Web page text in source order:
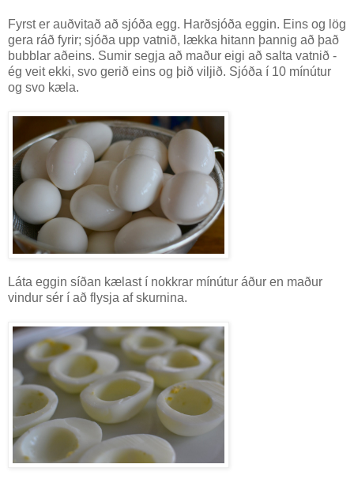
Fyrst er auðvitað að sjóða egg. Harðsjóða eggin. Eins og lög
gera ráð fyrir; sjóða upp vatnið, lækka hitann þannig að það
bubblar aðeins. Sumir segja að maður eigi að salta vatnið -
ég veit ekki, svo gerið eins og þið viljið. Sjóða í 10 mínútur
og svo kæla.
Láta eggin síðan kælast í nokkrar mínútur áður en maður
vindur sér í að flysja af skurnina.